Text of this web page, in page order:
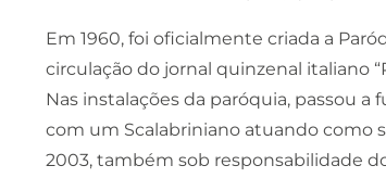
Em 1960, foi oficialmente criada a
circulação do jornal quinzenal italiano
Nas instalações da paróquia, passou
com um Scalabriniano atuando como
2003, também sob responsabilidade